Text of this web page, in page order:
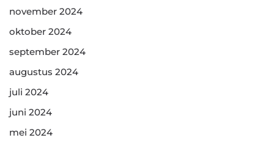
november 2024
oktober 2024
september 2024
augustus 2024
juli 2024
juni 2024
mei 2024